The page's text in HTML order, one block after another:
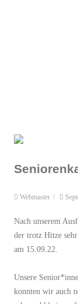
Webmaster /
Nach unserem
der trotz Hitze
am 15.09.22.
Unsere
konnten wir auch